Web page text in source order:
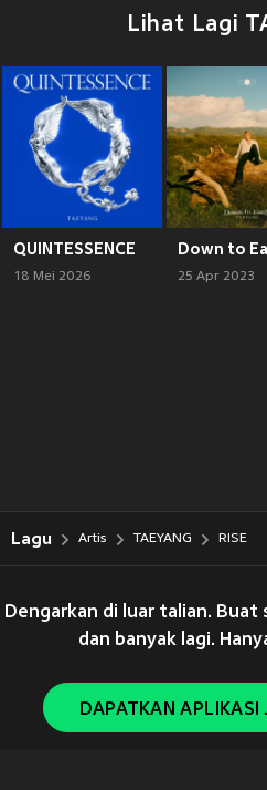
Lihat Lagi
QUINTESSENCE
18 Mei 2026
Down to
25 Apr 2023
Lagu Artis TAEYANG RISE
Dengarkan di luar talian. Buat
dan banyak lagi.
DAPATKAN APLIKASI